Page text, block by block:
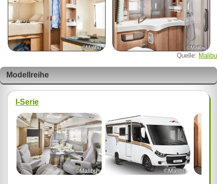
©Malibu ©Malibu
Quelle: Malibu
Modellreihe
I-Serie
©Malibu ©Malibu